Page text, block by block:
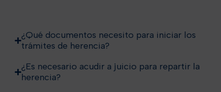
¿Qué documentos necesito para iniciar los
trámites de herencia?
¿Es necesario acudir a juicio para repartir la
herencia?